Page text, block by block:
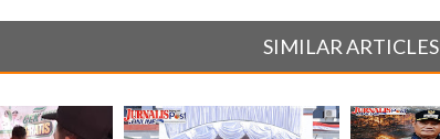
SIMILAR ARTICLES